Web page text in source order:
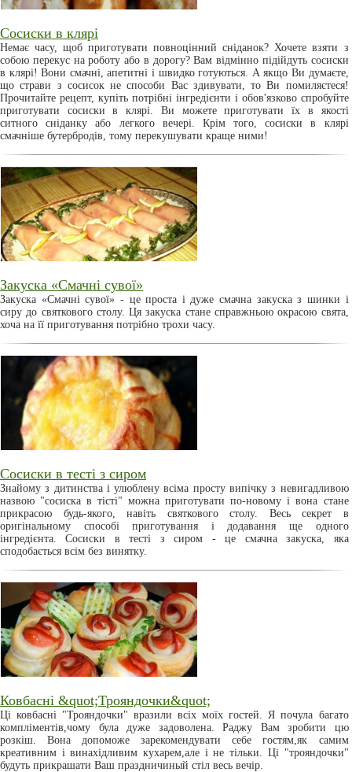
Сосиски в клярі
Немає часу, щоб приготувати повноцінний сніданок? Хочете взяти з
собою перекус на роботу або в дорогу? Вам відмінно підійдуть сосиски
в клярі! Вони смачні, апетитні і швидко готуються. А якщо Ви думаєте,
що страви з сосисок не способи Вас здивувати, то Ви помиляєтеся!
Прочитайте рецепт, купіть потрібні інгредієнти і обов'язково спробуйте
приготувати сосиски в клярі. Ви можете приготувати їх в якості
ситного сніданку або легкого вечері. Крім того, сосиски в клярі
смачніше бутербродів, тому перекушувати краще ними!
Закуска «Смачні сувої»
Закуска «Смачні сувої» - це проста і дуже смачна закуска з шинки і
сиру до святкового столу. Ця закуска стане справжньою окрасою свята,
хоча на її приготування потрібно трохи часу.
Сосиски в тесті з сиром
Знайому з дитинства і улюблену всіма просту випічку з невигадливою
назвою "сосиска в тісті" можна приготувати по-новому і вона стане
прикрасою будь-якого, навіть святкового столу. Весь секрет в
оригінальному способі приготування і додавання ще одного
інгредієнта. Сосиски в тесті з сиром - це смачна закуска, яка
сподобається всім без винятку.
Ковбасні &quot;Трояндочки&quot;
Ці ковбасні "Трояндочки" вразили всіх моїх гостей. Я почула багато
компліментів,чому була дуже задоволена. Раджу Вам зробити цю
розкіш. Вона допоможе зарекомендувати себе гостям,як самим
креативним і винахідливим кухарем,але і не тільки. Ці "трояндочки"
будуть прикрашати Ваш праздничиный стіл весь вечір.